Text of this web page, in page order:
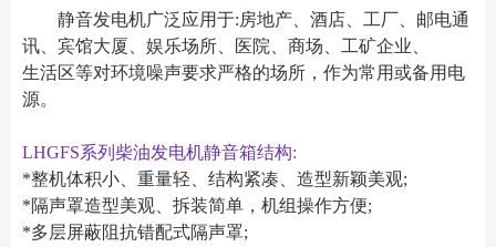
静音发电机广泛应用于:房地产、酒店、工厂、邮电通
讯、宾馆大厦、娱乐场所、医院、商场、工矿企业、
生活区等对环境噪声要求严格的场所，作为常用或备用电
源。
LHGFS系列柴油发电机静音箱结构:
*整机体积小、重量轻、结构紧凑、造型新颖美观;
*隔声罩造型美观、拆装简单，机组操作方便;
*多层屏蔽阻抗错配式隔声罩;